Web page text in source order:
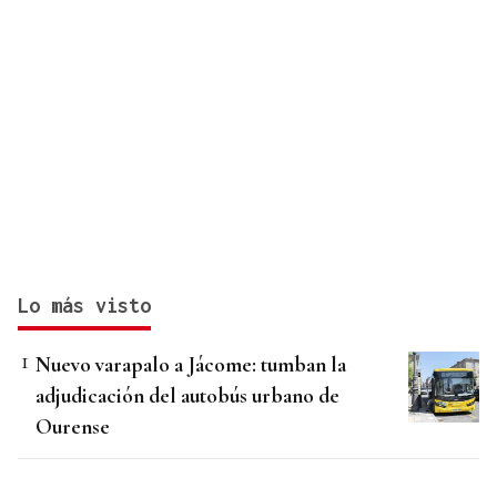
Lo más visto
Nuevo varapalo a Jácome: tumban la
adjudicación del autobús urbano de
Ourense